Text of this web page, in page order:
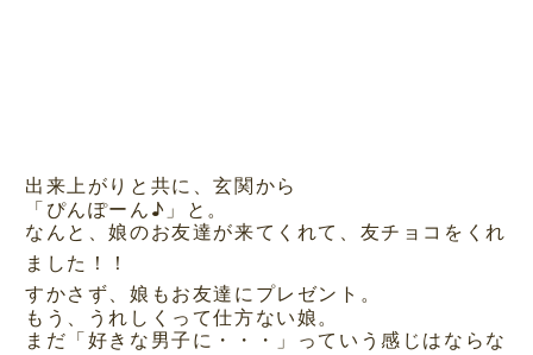
出来上がりと共に、玄関から
「ぴんぽーん♪」と。
なんと、娘のお友達が来てくれて、友チョコをくれ
ました！！
すかさず、娘もお友達にプレゼント。
もう、うれしくって仕方ない娘。
まだ「好きな男子に・・・」っていう感じはならな